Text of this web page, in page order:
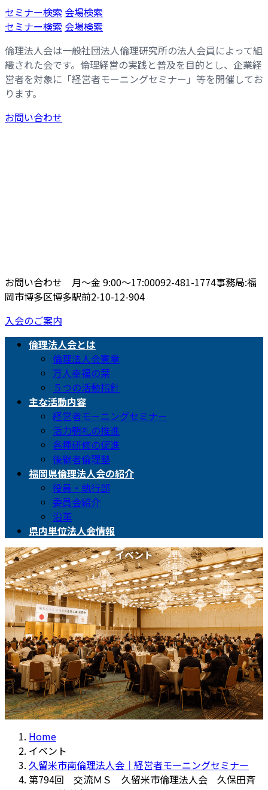
コ
ン
ン
ツ
へ
ス
キ
ッ
ナ
ビ
ー
シ
ョ
ン
に
移
セミナー検索 会場検索
セミナー検索 会場検索
倫理法人会は一般社団法人倫理研究所の法人会員によって組
織された会です。倫理経営の実践と普及を目的とし、企業経
営者を対象に「経営者モーニングセミナー」等を開催してお
ります。
お問い合わせ
お問い合わせ 月〜金 9:00〜17:00092-481-1774事務局:福
岡市博多区博多駅前2-10-12-904
入会のご案内
倫理法人会とは
倫理法人会憲章
万人幸福の栞
５つの活動指針
主な活動内容
経営者モーニングセミナー
活力朝礼の推進
各種研修の促進
後継者倫理塾
福岡県倫理法人会の紹介
役員・執行部
委員会紹介
沿革
県内単位法人会情報
イベント
Home
イベント
久留米市南倫理法人会｜経営者モーニングセミナー
第794回 交流ＭＳ 久留米市倫理法人会 久保田斉